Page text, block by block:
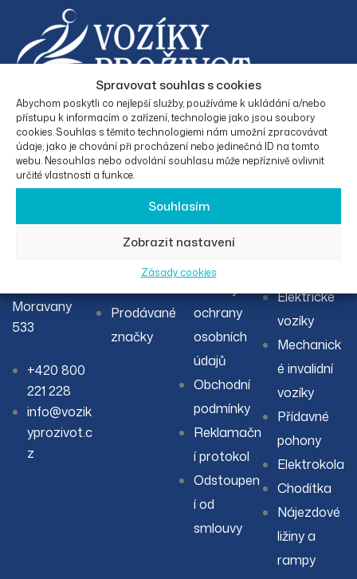
Spravovat souhlas s cookies
Abychom poskytli co nejlepší služby, používáme k ukládání a/nebo
přístupu k informacím o zařízení, technologie jako jsou soubory
cookies. Souhlas s těmito technologiemi nám umožní zpracovávat
údaje, jako je chování při procházení nebo jedinečná ID na tomto
webu. Nesouhlas nebo odvolání souhlasu může nepříznivě ovlivnit
určité vlastnosti a funkce.
Souhlasím
Zobrazit nastavení
Zásady cookies
Facebook Instagram
KONTAKTNÍ
Eurotrade50
Moravany
533
+420 800
221 228
info@vozik
yprozivot.c
z
O
SPOLEČNO
STI
O nás
Články
Prodávané
značky
PRÁVNÍ
INFORMAC
E
Reklamačn
í řád
ochrany
osobních
údajů
Obchodní
podmínky
Reklamačn
í protokol
Odstoupen
í od
smlouvy
KATEGORIE
Elektrické
Elektrické
vozíky
Mechanick
é invalidní
vozíky
Přídavné
pohony
Elektrokola
Chodítka
Nájezdové
ližiny a
rampy